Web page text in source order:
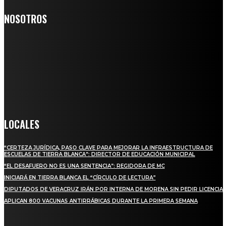
NOSOTROS
LOCALES
“CERTEZA JURÍDICA, PASO CLAVE PARA MEJORAR LA INFRAESTRUCTURA DE
ESCUELAS DE TIERRA BLANCA”: DIRECTOR DE EDUCACIÓN MUNICIPAL
“EL DESAFUERO NO ES UNA SENTENCIA”: REGIDORA DE MC
INICIARÁ EN TIERRA BLANCA EL “CÍRCULO DE LECTURA”
DIPUTADOS DE VERACRUZ IRÁN POR INTERNA DE MORENA SIN PEDIR LICENCIA
APLICAN 800 VACUNAS ANTIRRÁBICAS DURANTE LA PRIMERA SEMANA